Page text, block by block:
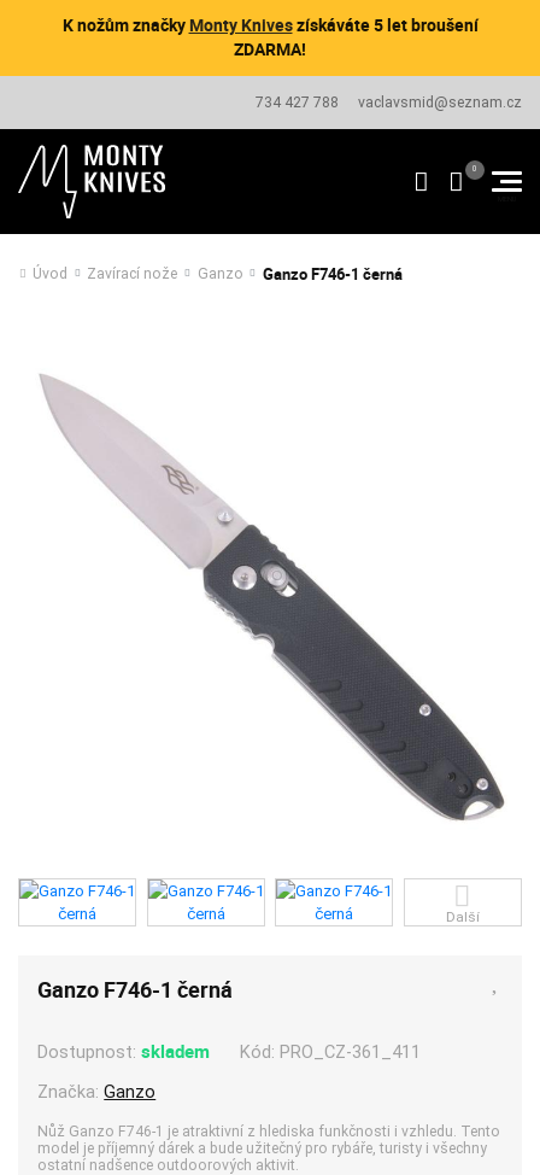
K nožům značkyMonty Kniveszískáváte 5 let broušení
ZDARMA!
734 427 788 vaclavsmid@seznam.cz
Úvod Zavírací nože Ganzo Ganzo F746-1 černá
Další
Ganzo F746-1 černá
Dostupnost:skladem Kód: PRO_CZ-361_411
Značka:Ganzo
Nůž Ganzo F746-1 je atraktivní z hlediska funkčnosti i vzhledu. Tento
model je příjemný dárek a bude užitečný pro rybáře, turisty i všechny
ostatní nadšence outdoorových aktivit.